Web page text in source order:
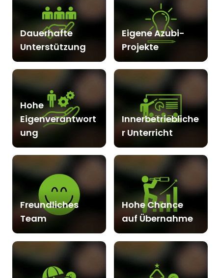
Dauerhafte
Unterstützung
Eigene Azubi-
Projekte
Hohe
Eigenverantwort
ung
Innerbetriebliche
r Unterricht
Freundliches
Team
Hohe Chance
auf Übernahme